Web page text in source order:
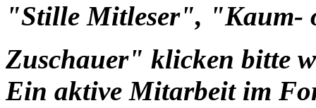
"Stille Mitleser", "Kaum-
Zuschauer" klicken bitte
Ein aktive Mitarbeit im